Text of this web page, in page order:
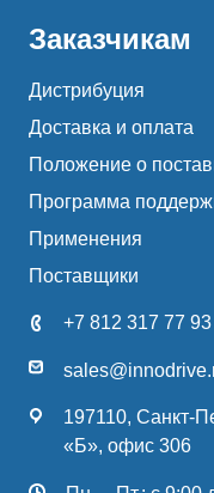
Заказчикам
Дистрибуция
Доставка и оплата
Положение о
Программа
Применения
Поставщики
+7 812 317 77 93
197110, Санкт-
«Б», офис 306